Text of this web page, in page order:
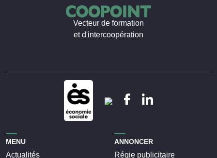
Vecteur de formation
et d'intercoopération
MENU
Actualités
ANNONCER
Régie publicitaire